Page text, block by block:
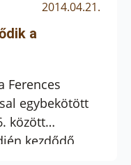
2014.04.21.
a
Ferences
egybekötött
között
kezdődő